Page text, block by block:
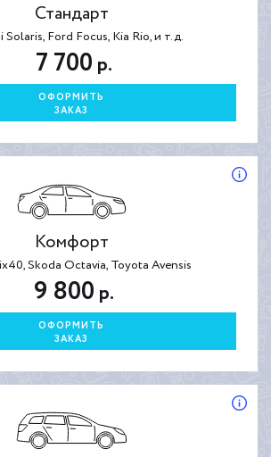
Стандарт
Solaris, Ford Focus, Kia Rio, и т.д.
7 700 р.
ОФОРМИТЬ
ЗАКАЗ
Комфорт
Skoda Octavia, Toyota Avensis
9 800 р.
ОФОРМИТЬ
ЗАКАЗ